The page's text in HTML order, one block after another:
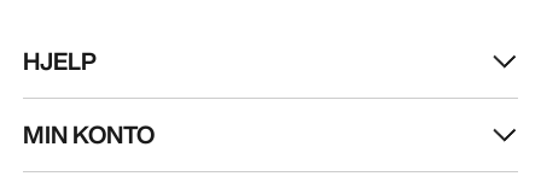
HJELP
MIN KONTO